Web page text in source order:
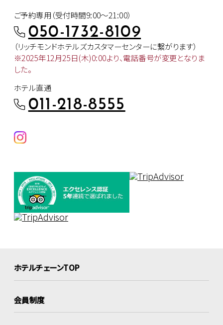
ご予約専用（受付時間9:00～21:00）
050-1732-8109
（リッチモンドホテルズカスタマーセンターに繋がります）
※2025年12月25日(木)0:00より、電話番号が変更となりま
した。
ホテル直通
011-218-8555
ホテルチェーンTOP
会員制度